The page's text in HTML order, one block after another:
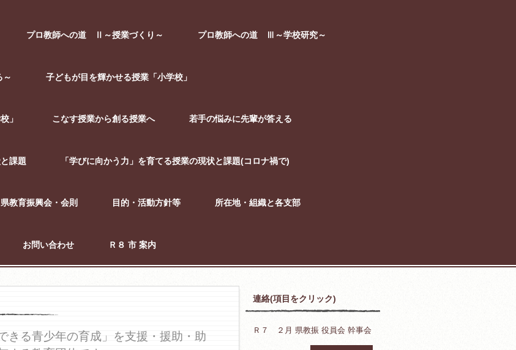
プロ教師への道 Ⅱ～授業づくり～ プロ教師への道 Ⅲ～学校研究～
子どもが目を輝かせる授業「小学校」
」 こなす授業から創る授業へ 若手の悩みに先輩が答える
課題 「学びに向かう力」を育てる授業の現状と課題(コロナ禍で)
教育振興会・会則 目的・活動方針等 所在地・組織と各支部
お問い合わせ Ｒ８ 市 案内
きる青少年の育成」を支援・援助・助
連絡(項目をクリック)
Ｒ７ ２月 県教振 役員会 幹事会